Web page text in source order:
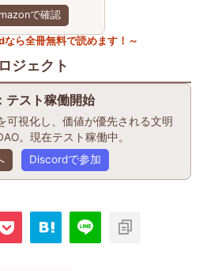
で確認
ら全冊無料で読めます！～
ジェクト
テスト稼働開始
可視化し、価値が優先される文明
。現在テスト稼働中。
Discordで参加